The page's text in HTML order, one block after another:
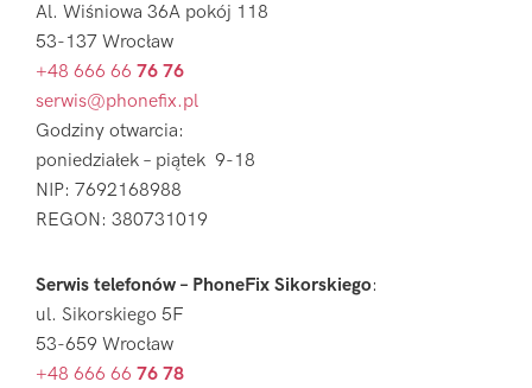
Al. Wiśniowa 36A pokój 118
53-137 Wrocław
+48 666 66 76 76
serwis@phonefix.pl
Godziny otwarcia:
poniedziałek – piątek 9-18
NIP: 7692168988
REGON: 380731019
Serwis telefonów – PhoneFix Sikorskiego:
ul. Sikorskiego 5F
53-659 Wrocław
+48 666 66 76 78